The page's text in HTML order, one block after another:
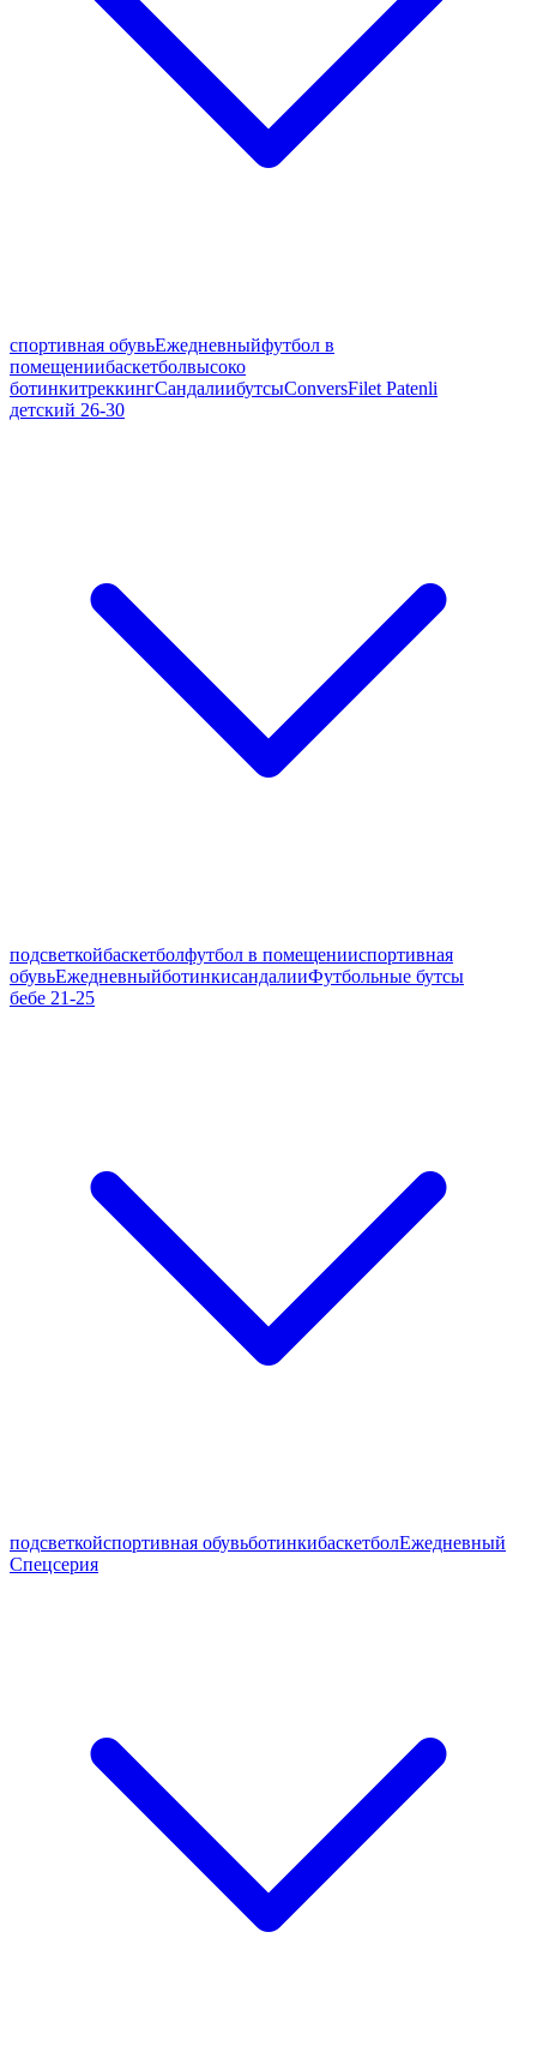
спортивная обувьЕжедневныйфутбол в
помещениибаскетболвысоко
ботинкитреккингСандалиибутсыConversFilet Patenli
детский 26-30
подсветкойбаскетболфутбол в помещенииспортивная
обувьЕжедневныйботинкисандалииФутбольные бутсы
бебе 21-25
подсветкойспортивная обувьботинкибаскетболЕжедневный
Спецсерия